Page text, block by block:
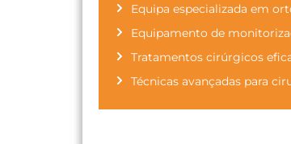
Equipa especializada em
Equipamento de
Tratamentos cirúrgicos
Técnicas avançadas para